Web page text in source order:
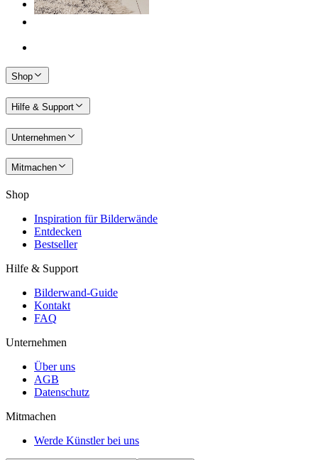
Shop
Hilfe & Support
Unternehmen
Mitmachen
Shop
Inspiration für Bilderwände
Entdecken
Bestseller
Hilfe & Support
Bilderwand-Guide
Kontakt
FAQ
Unternehmen
Über uns
AGB
Datenschutz
Mitmachen
Werde Künstler bei uns